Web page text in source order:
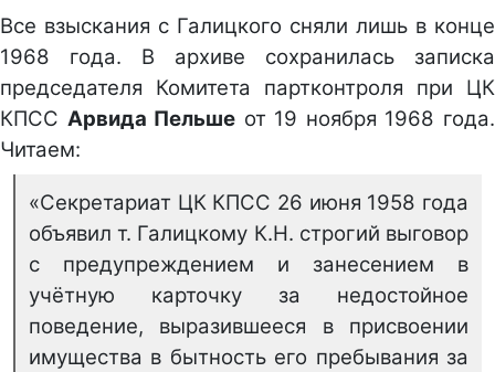
Все взыскания с Галицкого сняли лишь в конце
1968 года. В архиве сохранилась записка
председателя Комитета партконтроля при ЦК
КПСС Арвида Пельше от 19 ноября 1968 года.
Читаем:
«Секретариат ЦК КПСС 26 июня 1958 года
объявил т. Галицкому К.Н. строгий выговор
с предупреждением и занесением в
учётную карточку за недостойное
поведение, выразившееся в присвоении
имущества в бытность его пребывания за